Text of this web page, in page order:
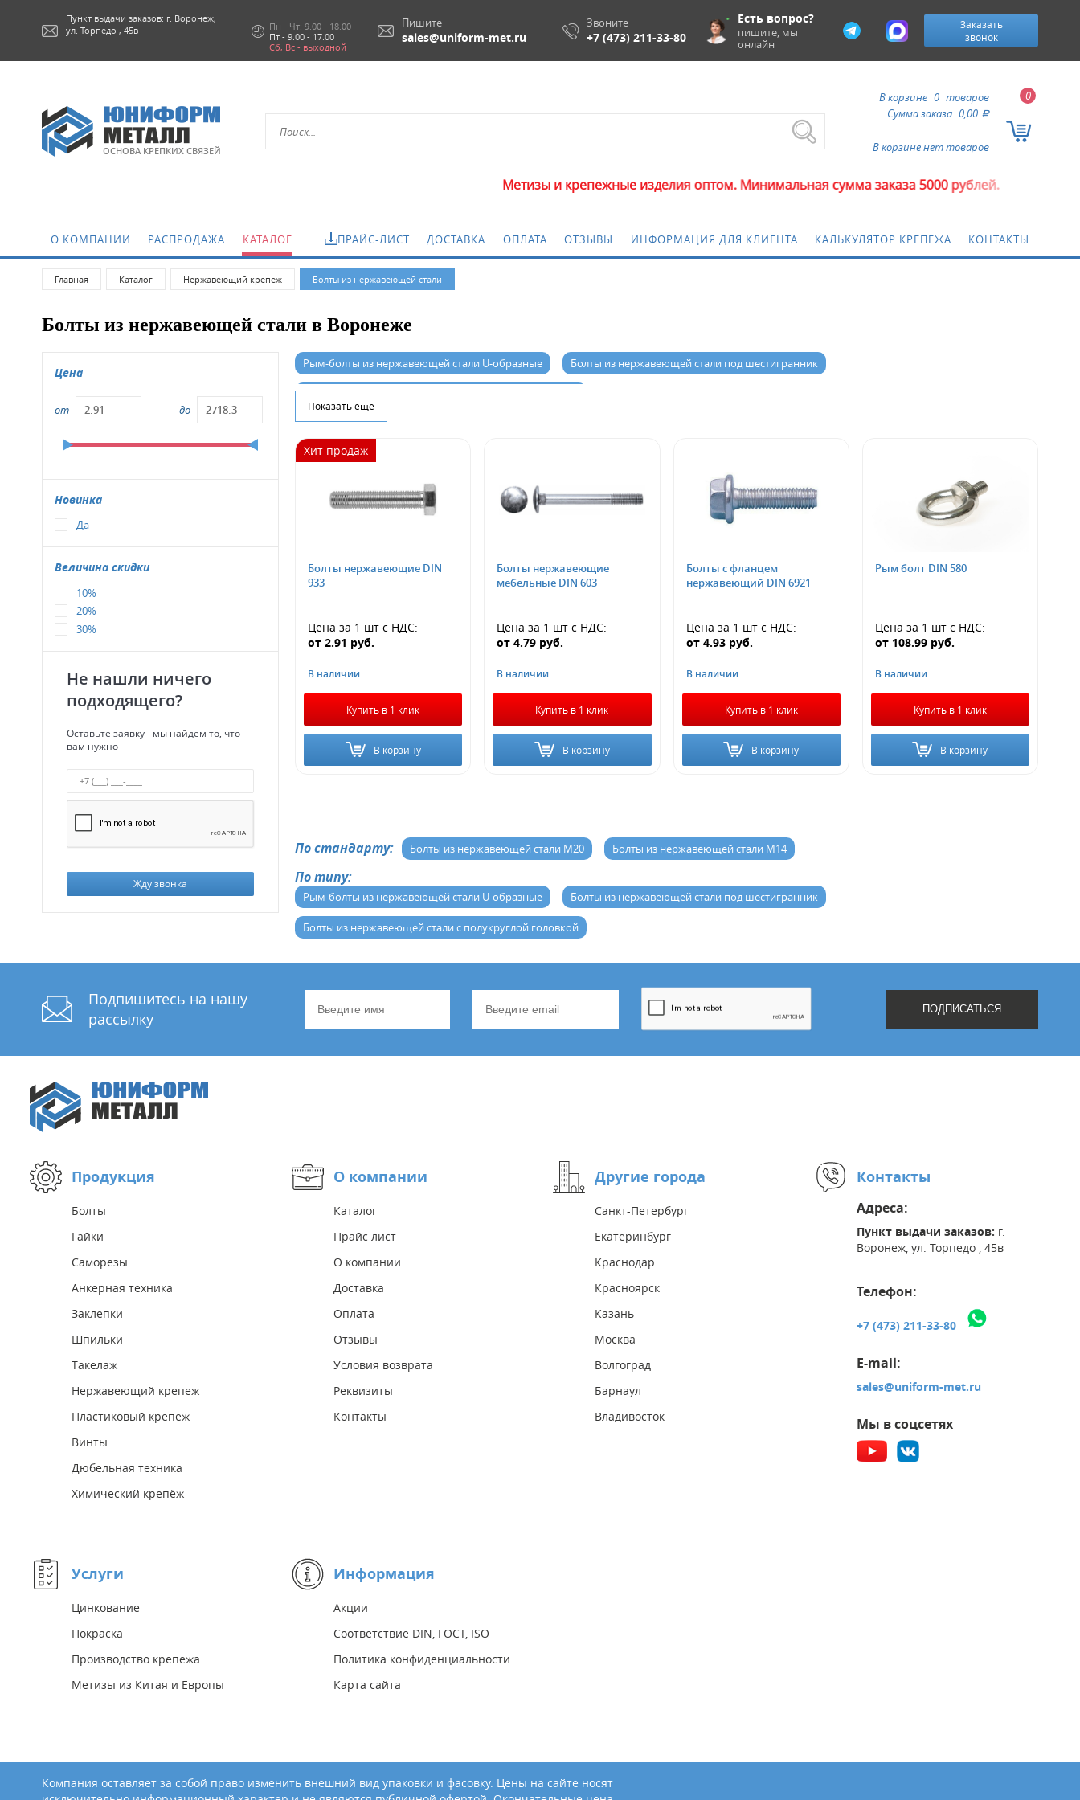
Есть вопрос?
пишите, мы
онлайн
Пункт выдачи заказов: г. Воронеж,
ул. Торпедо , 45в
Пн - Чт: 9.00 - 18.00
Пт - 9.00 - 17.00
Сб, Вс - выходной
Пишите
sales@uniform-met.ru
Звоните
+7 (473) 211-33-80
Заказать
звонок
ОСНОВА КРЕПКИХ СВЯЗЕЙ
0
В корзине 0 товаров
Сумма заказа 0,00 a
В корзине нет товаров
Метизы и крепежные изделия оптом. Минимальная сумма заказа 5000 рублей.
О КОМПАНИИ РАСПРОДАЖА КАТАЛОГ ПРАЙС-ЛИСТ ДОСТАВКА ОПЛАТА ОТЗЫВЫ ИНФОРМАЦИЯ ДЛЯ КЛИЕНТА КАЛЬКУЛЯТОР КРЕПЕЖА КОНТАКТЫ
Главная Каталог Нержавеющий крепеж Болты из нержавеющей стали
Болты из нержавеющей стали в Воронеже
Цена
от до
Новинка
Да
Величина скидки
10%
20%
30%
Не нашли ничего
подходящего?
Оставьте заявку - мы найдем то, что
вам нужно
Жду звонка
Рым-болты из нержавеющей стали U-образные Болты из нержавеющей стали под шестигранник
Болты из нержавеющей стали с полукруглой головкой
Показать ещё
Хит продаж
Болты нержавеющие DIN
933
Цена за 1 шт с НДС:
от 2.91 руб.
В наличии
Купить в 1 клик
В корзину
Болты нержавеющие
мебельные DIN 603
Цена за 1 шт с НДС:
от4.79 руб.
В наличии
Купить в 1 клик
В корзину
Болты с фланцем
нержавеющий DIN 6921
Цена за 1 штс НДС:
от 4.93 руб.
В наличии
Купить в 1 клик
В корзину
Рым болт DIN 580
Цена за 1 штс НДС:
от 108.99 руб.
В наличии
Купить в 1 клик
В корзину
По стандарту: Болты из нержавеющей стали М20 Болты из нержавеющей стали М14
По типу:
Рым-болты из нержавеющей стали U-образные Болты из нержавеющей стали под шестигранник
Болты из нержавеющей стали с полукруглой головкой
Подпишитесь на нашу
рассылку
Продукция
Болты
Гайки
Саморезы
Анкерная техника
Заклепки
Шпильки
Такелаж
Нержавеющий крепеж
Пластиковый крепеж
Винты
Дюбельная техника
Химический крепёж
Услуги
Цинкование
Покраска
Производство крепежа
Метизы из Китая и Европы
О компании
Каталог
Прайс лист
О компании
Доставка
Оплата
Отзывы
Условия возврата
Реквизиты
Контакты
Информация
Акции
Соответствие DIN, ГОСТ, ISO
Политика конфиденциальности
Карта сайта
Другие города
Санкт-Петербург
Екатеринбург
Краснодар
Красноярск
Казань
Москва
Волгоград
Барнаул
Владивосток
Контакты
Адреса:
Пункт выдачи заказов: г.
Воронеж, ул. Торпедо , 45в
Телефон:
+7 (473) 211-33-80
E-mail:
sales@uniform-met.ru
Мы в соцсетях
Компания оставляет за собой право изменить внешний вид упаковки и фасовку. Цены на сайте носят